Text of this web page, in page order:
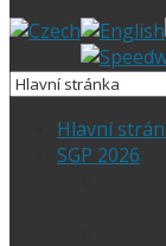
Hlavní
SGP 2026